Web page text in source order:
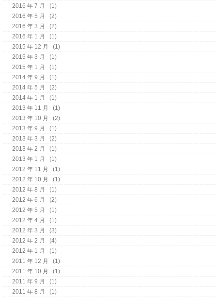
2016 年 7 月
(1)
2016 年 5 月
(2)
2016 年 3 月
(2)
2016 年 1 月
(1)
2015 年 12 月
(1)
2015 年 3 月
(1)
2015 年 1 月
(1)
2014 年 9 月
(1)
2014 年 5 月
(2)
2014 年 1 月
(1)
2013 年 11 月
(1)
2013 年 10 月
(2)
2013 年 9 月
(1)
2013 年 3 月
(2)
2013 年 2 月
(1)
2013 年 1 月
(1)
2012 年 11 月
(1)
2012 年 10 月
(1)
2012 年 8 月
(1)
2012 年 6 月
(2)
2012 年 5 月
(1)
2012 年 4 月
(1)
2012 年 3 月
(3)
2012 年 2 月
(4)
2012 年 1 月
(1)
2011 年 12 月
(1)
2011 年 10 月
(1)
2011 年 9 月
(1)
2011 年 8 月
(1)